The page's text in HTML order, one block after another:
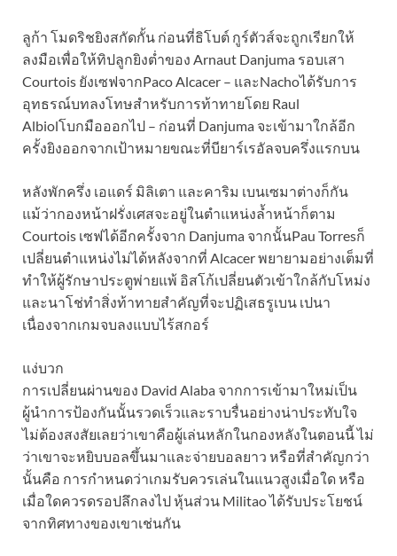
ลูก้า โมดริชยิงสกัดกั้น ก่อนที่ธิโบต์ กูร์ตัวส์จะถูกเรียกให้
ลงมือเพื่อให้ทิปลูกยิงต่ำของ Arnaut Danjuma รอบเสา
Courtois ยังเซฟจากPaco Alcacer – และNachoได้รับการ
อุทธรณ์บทลงโทษสำหรับการท้าทายโดย Raul
Albiolโบกมือออกไป – ก่อนที่ Danjuma จะเข้ามาใกล้อีก
ครั้งยิงออกจากเป้าหมายขณะที่บียาร์เรอัลจบครึ่งแรกบน
หลังพักครึ่ง เอแดร์ มิลิเตา และคาริม เบนเซมาต่างก็กัน
แม้ว่ากองหน้าฝรั่งเศสจะอยู่ในตำแหน่งล้ำหน้าก็ตาม
Courtois เซฟได้อีกครั้งจาก Danjuma จากนั้นPau Torresก็
เปลี่ยนตำแหน่งไม่ได้หลังจากที่ Alcacer พยายามอย่างเต็มที่
ทำให้ผู้รักษาประตูพ่ายแพ้ อิสโก้เปลี่ยนตัวเข้าใกล้กับโหม่ง
และนาโช่ทำสิ่งท้าทายสำคัญที่จะปฏิเสธรูเบน เปนา
เนื่องจากเกมจบลงแบบไร้สกอร์
แง่บวก
การเปลี่ยนผ่านของ David Alaba จากการเข้ามาใหม่เป็น
ผู้นำการป้องกันนั้นรวดเร็วและราบรื่นอย่างน่าประทับใจ
ไม่ต้องสงสัยเลยว่าเขาคือผู้เล่นหลักในกองหลังในตอนนี้ ไม่
ว่าเขาจะหยิบบอลขึ้นมาและจ่ายบอลยาว หรือที่สำคัญกว่า
นั้นคือ การกำหนดว่าเกมรับควรเล่นในแนวสูงเมื่อใด หรือ
เมื่อใดควรดรอปลึกลงไป หุ้นส่วน Militao ได้รับประโยชน์
จากทิศทางของเขาเช่นกัน